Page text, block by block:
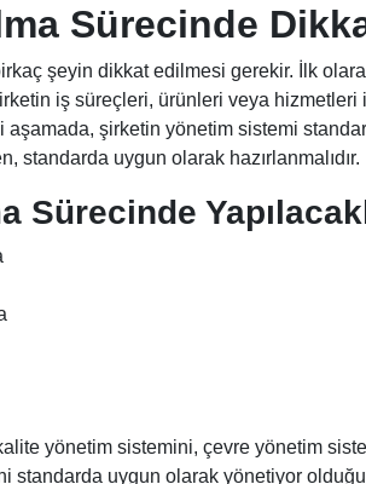
Sürecinde
şeyin dikkat edilmesi gerekir. İlk
iş süreçleri, ürünleri veya
aşamada, şirketin yönetim sistemi
standarda uygun olarak hazırlanmalıdır.
Sürecinde
yönetim sistemini, çevre yönetim
standarda uygun olarak yönetiyor